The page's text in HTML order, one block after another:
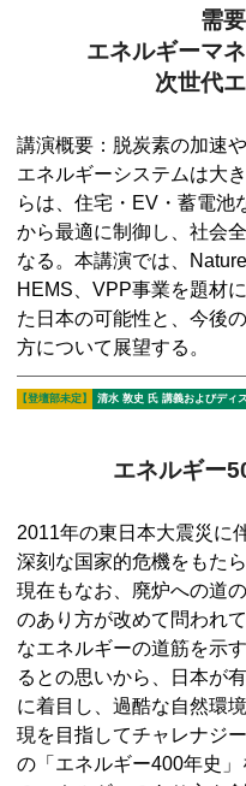
需
エネルギーマ
次世代
講演概要：脱炭素の加速
エネルギーシステムは大
らは、住宅・EV・蓄電池
から最適に制御し、社会
なる。本講演では、
HEMS、VPP事業を題材
た日本の可能性と、今後
方について展望する。
【登壇部未定】 清水 敦史 氏 講義およびディ
エネルギー
2011年の東日本大震災に
深刻な国家的危機をもた
現在もなお、廃炉への道
のあり方が改めて問われ
なエネルギーの道筋を示
るとの思いから、日本が
に着目し、過酷な自然環
現を目指してチャレナジ
の「エネルギー400年史